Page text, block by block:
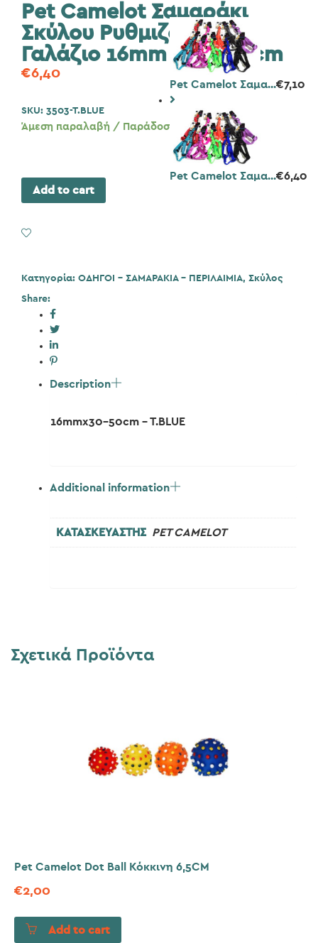
Pet Camelot Σαμα...€7,10
Pet Camelot Σαμα...€6,40
Pet Camelot Σαμαράκι
Σκύλου Ρυθμιζόμενο
Γαλάζιο 16mm x 30-50cm
€6,40
SKU: 3503-T.BLUE
Άμεση παραλαβή / Παράδοση 1 έως 3 ημέρες
Add to cart
Κατηγορία: ΟΔΗΓΟΙ - ΣΑΜΑΡΑΚΙΑ - ΠΕΡΙΛΑΙΜΙΑ, Σκύλος
Share:
Description
16mmx30-50cm – T.BLUE
Additional information
ΚΑΤΑΣΚΕΥΑΣΤΗΣ PET CAMELOT
Σχετικά Προϊόντα
Pet Camelot Dot Ball Κόκκινη 6,5CM
€2,00
Add to cart